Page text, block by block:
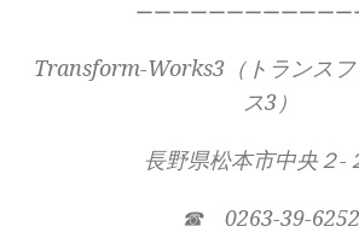
ーーーーーーーーーーー
Transform-Works3（トランス
ス3）
長野県松本市中央２-
☎ 0263-39-6252